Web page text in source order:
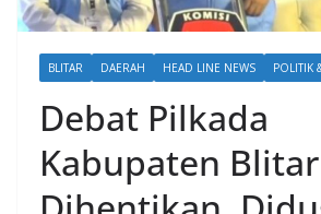
BLITAR DAERAH HEAD LINE NEWS POLITIK
Debat Pilkada
Kabupaten